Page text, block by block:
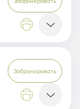
Забронировать